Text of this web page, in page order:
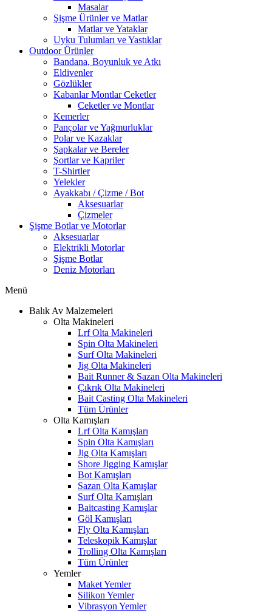
Masalar
Şişme Ürünler ve Matlar
Matlar ve Yataklar
Uyku Tulumları ve Yastıklar
Outdoor Ürünler
Bandana, Boyunluk ve Atkı
Eldivenler
Gözlükler
Kabanlar Montlar Ceketler
Ceketler ve Montlar
Kemerler
Pançolar ve Yağmurluklar
Polar ve Kazaklar
Şapkalar ve Bereler
Şortlar ve Kapriler
T-Shirtler
Yelekler
Ayakkabı / Çizme / Bot
Aksesuarlar
Çizmeler
Şişme Botlar ve Motorlar
Aksesuarlar
Elektrikli Motorlar
Şişme Botlar
Deniz Motorları
Menü
Balık Av Malzemeleri
Olta Makineleri
Lrf Olta Makineleri
Spin Olta Makineleri
Surf Olta Makineleri
Jig Olta Makineleri
Bait Runner & Sazan Olta Makineleri
Çıkrık Olta Makineleri
Bait Casting Olta Makineleri
Tüm Ürünler
Olta Kamışları
Lrf Olta Kamışları
Spin Olta Kamışları
Jig Olta Kamışları
Shore Jigging Kamışlar
Bot Kamışları
Sazan Olta Kamışlar
Surf Olta Kamışları
Baitcasting Kamışlar
Göl Kamışları
Fly Olta Kamışları
Teleskopik Kamışlar
Trolling Olta Kamışları
Tüm Ürünler
Yemler
Maket Yemler
Silikon Yemler
Vibrasyon Yemler